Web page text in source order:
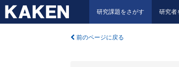
研究課題をさがす 研究者
前のページに戻る